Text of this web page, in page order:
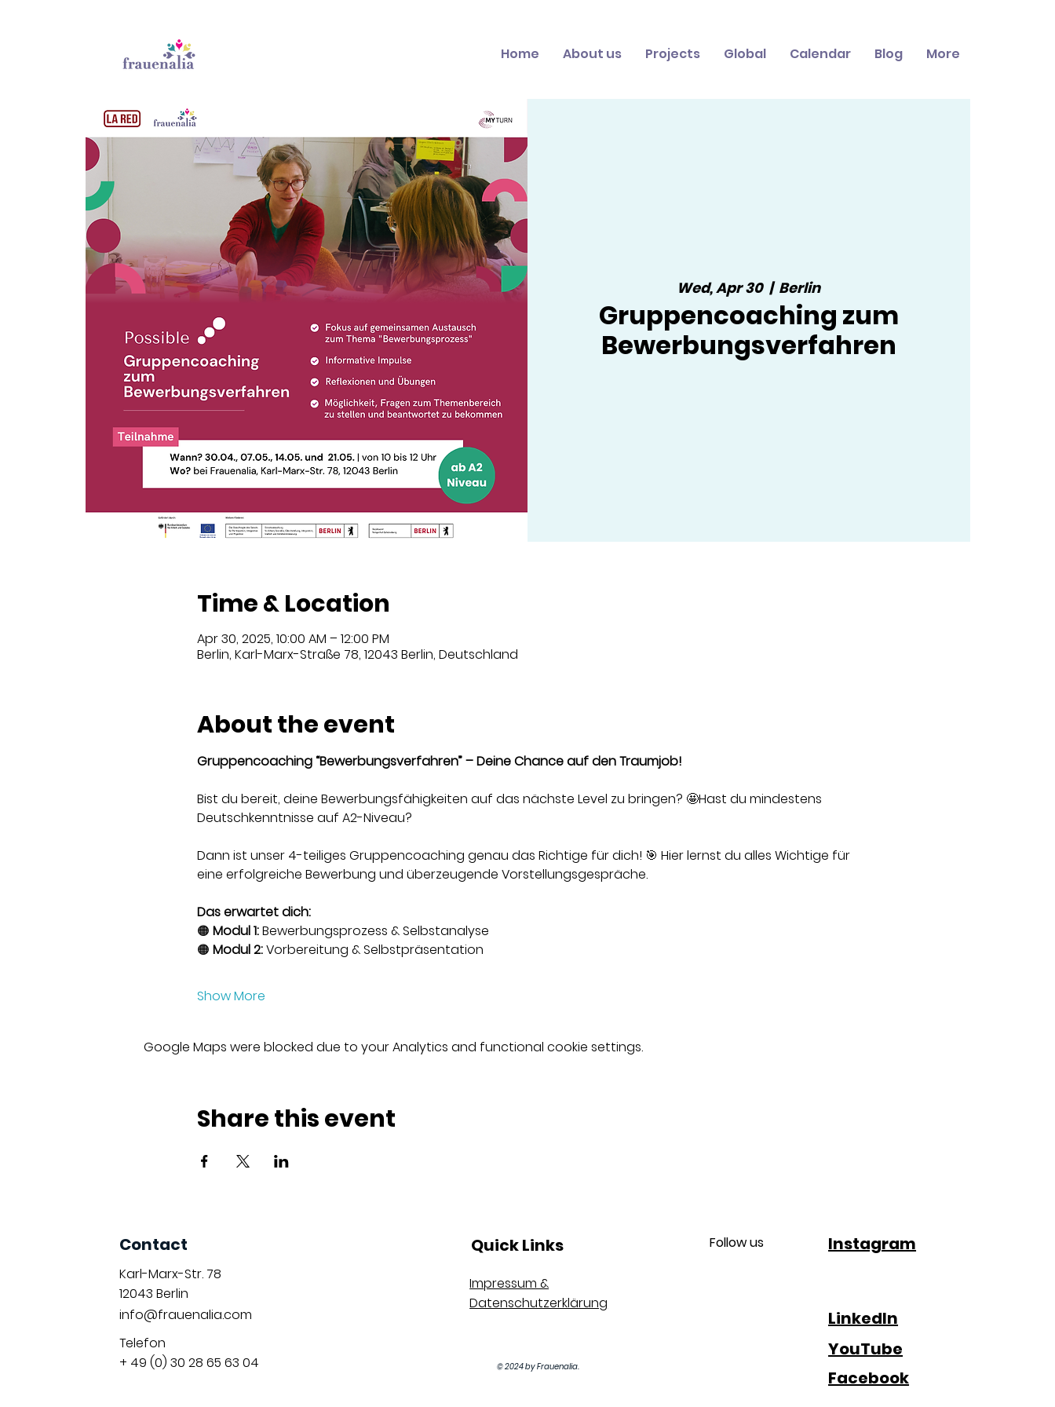
Home About us Projects Global Calendar Blog More
Wed, Apr 30
  |
Berlin
Gruppencoaching zum
Bewerbungsverfahren
Time & Location
Apr 30, 2025, 10:00 AM – 12:00 PM
Berlin, Karl-Marx-Straße 78, 12043 Berlin, Deutschland
About the event
Gruppencoaching “Bewerbungsverfahren” – Deine Chance auf den Traumjob!
Bist du bereit, deine Bewerbungsfähigkeiten auf das nächste Level zu bringen? 🤩Hast du mindestens
Deutschkenntnisse auf A2-Niveau?
Dann ist unser 4-teiliges Gruppencoaching genau das Richtige für dich! 🎯 Hier lernst du alles Wichtige für
eine erfolgreiche Bewerbung und überzeugende Vorstellungsgespräche.
Das erwartet dich:
🟠 Modul 1: Bewerbungsprozess & Selbstanalyse
🟠 Modul 2: Vorbereitung & Selbstpräsentation
Show More
Google Maps were blocked due to your Analytics and functional cookie settings.
Share this event
Contact
Karl-Marx-Str. 78
12043 Berlin
info@frauenalia.com
Telefon
+ 49 (0) 30 28 65 63 04
Quick Links
Impressum &
Datenschutzerklärung
Follow us Instagram
LinkedIn
YouTube
Facebook
© 2024 by Frauenalia.